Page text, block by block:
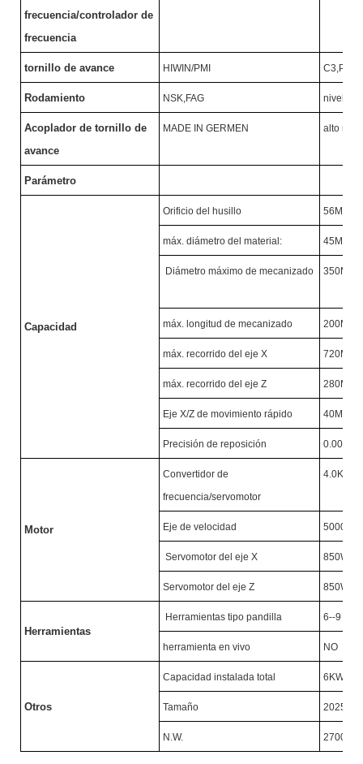
frecuencia/controlador de
frecuencia
tornillo de avance HIWIN/PMI C3,P
Rodamiento NSK,FAG nivel P4
Acoplador de tornillo de
avance
MADE IN GERMEN alto
Parámetro
Capacidad
Orificio del husillo 56MM
máx. diámetro del material: 45MM
Diámetro máximo de mecanizado 350MM
máx. longitud de mecanizado 200MM
máx. recorrido del eje X 720MM
máx. recorrido del eje Z 280MM
Eje X/Z de movimiento rápido 40M/
Precisión de reposición
Motor
Convertidor de
frecuencia/servomotor
4.0KW/
Eje de velocidad 5000R/
Servomotor del eje X 850W
Servomotor del eje Z 850W
Herramientas
Herramientas tipo pandilla 6--9
herramienta en vivo NO
Otros
Capacidad instalada total 6KW
Tamaño
N.W. 2700KG